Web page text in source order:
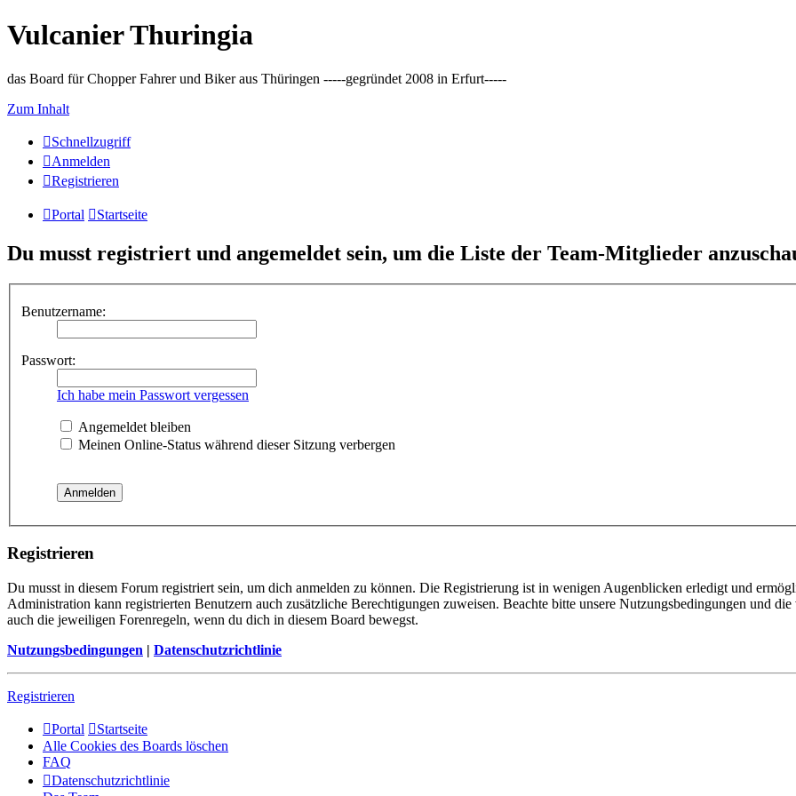
Vulcanier Thuringia
das Board für Chopper Fahrer und Biker aus Thüringen -----gegründet 2008 in Erfurt-----
Zum Inhalt
Schnellzugriff
Anmelden
Registrieren
Portal Startseite
Du musst registriert und angemeldet sein, um die Liste der Team-Mitglieder
Benutzername:
Passwort:
Ich habe mein Passwort vergessen
Angemeldet bleiben
Meinen Online-Status während dieser Sitzung verbergen
Registrieren
Du musst in diesem Forum registriert sein, um dich anmelden zu können. Die Registrierung ist in wenigen Augenblicken erledigt und
Administration kann registrierten Benutzern auch zusätzliche Berechtigungen zuweisen. Beachte bitte unsere Nutzungsbedingungen und
auch die jeweiligen Forenregeln, wenn du dich in diesem Board bewegst.
Nutzungsbedingungen | Datenschutzrichtlinie
Registrieren
Portal
Startseite
Alle Cookies des Boards löschen
FAQ
Datenschutzrichtlinie